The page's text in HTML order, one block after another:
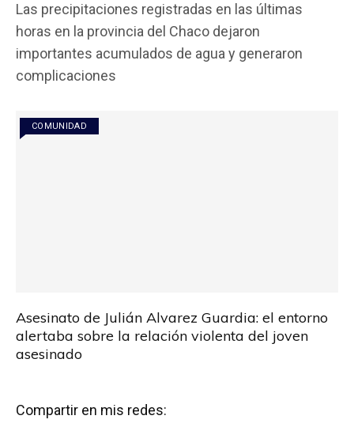
ce
b
o
k
tt
er
at
s
A
ail m
p
Las precipitaciones registradas en las últimas
horas en la provincia del Chaco dejaron
importantes acumulados de agua y generaron
complicaciones
COMUNIDAD
Asesinato de Julián Alvarez Guardia: el entorno
alertaba sobre la relación violenta del joven
asesinado
Compartir en mis redes: